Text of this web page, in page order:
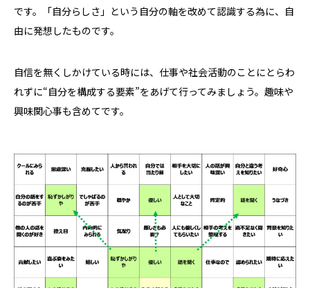
です。「自分らしさ」という自分の軸を改めて認識する為に、自
由に発想したものです。
自信を無くしかけている時には、仕事や社会活動のことにとらわ
れずに“自分を構成する要素”をあげて行ってみましょう。趣味や
興味関心事も含めてです。